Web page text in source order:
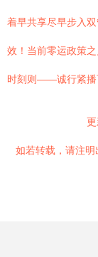
着早共享尽早步入
效！当前零运政策
时刻则——诚行紧播
如若转载，请注